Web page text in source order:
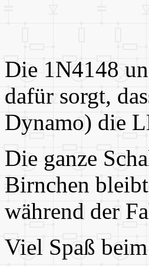
Die 1N4148
dafür sorgt,
Dynamo) die
Die ganze
Birnchen
während der
Viel Spaß